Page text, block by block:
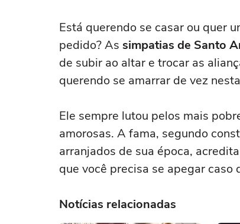
Está querendo se casar ou quer
pedido? As simpatias de Santo
de subir ao altar e trocar as
querendo se amarrar de vez
Ele sempre lutou pelos mais
amorosas. A fama, segundo
arranjados de sua época,
que você precisa se apegar
Notícias relacionadas